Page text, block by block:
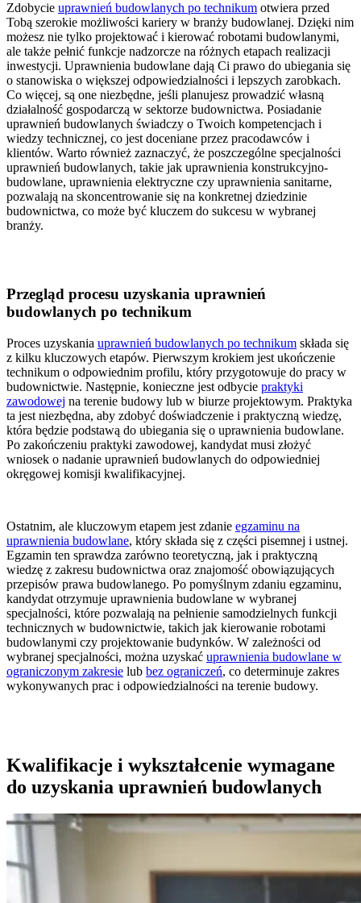
Zdobycie uprawnień budowlanych po technikum otwiera przed
Tobą szerokie możliwości kariery w branży budowlanej. Dzięki nim
możesz nie tylko projektować i kierować robotami budowlanymi,
ale także pełnić funkcje nadzorcze na różnych etapach realizacji
inwestycji. Uprawnienia budowlane dają Ci prawo do ubiegania się
o stanowiska o większej odpowiedzialności i lepszych zarobkach.
Co więcej, są one niezbędne, jeśli planujesz prowadzić własną
działalność gospodarczą w sektorze budownictwa. Posiadanie
uprawnień budowlanych świadczy o Twoich kompetencjach i
wiedzy technicznej, co jest doceniane przez pracodawców i
klientów. Warto również zaznaczyć, że poszczególne specjalności
uprawnień budowlanych, takie jak uprawnienia konstrukcyjno-
budowlane, uprawnienia elektryczne czy uprawnienia sanitarne,
pozwalają na skoncentrowanie się na konkretnej dziedzinie
budownictwa, co może być kluczem do sukcesu w wybranej
branży.
Przegląd procesu uzyskania uprawnień
budowlanych po technikum
Proces uzyskania uprawnień budowlanych po technikum składa się
z kilku kluczowych etapów. Pierwszym krokiem jest ukończenie
technikum o odpowiednim profilu, który przygotowuje do pracy w
budownictwie. Następnie, konieczne jest odbycie praktyki
zawodowej na terenie budowy lub w biurze projektowym. Praktyka
ta jest niezbędna, aby zdobyć doświadczenie i praktyczną wiedzę,
która będzie podstawą do ubiegania się o uprawnienia budowlane.
Po zakończeniu praktyki zawodowej, kandydat musi złożyć
wniosek o nadanie uprawnień budowlanych do odpowiedniej
okręgowej komisji kwalifikacyjnej.
Ostatnim, ale kluczowym etapem jest zdanie egzaminu na
uprawnienia budowlane, który składa się z części pisemnej i ustnej.
Egzamin ten sprawdza zarówno teoretyczną, jak i praktyczną
wiedzę z zakresu budownictwa oraz znajomość obowiązujących
przepisów prawa budowlanego. Po pomyślnym zdaniu egzaminu,
kandydat otrzymuje uprawnienia budowlane w wybranej
specjalności, które pozwalają na pełnienie samodzielnych funkcji
technicznych w budownictwie, takich jak kierowanie robotami
budowlanymi czy projektowanie budynków. W zależności od
wybranej specjalności, można uzyskać uprawnienia budowlane w
ograniczonym zakresie lub bez ograniczeń, co determinuje zakres
wykonywanych prac i odpowiedzialności na terenie budowy.
Kwalifikacje i wykształcenie wymagane
do uzyskania uprawnień budowlanych